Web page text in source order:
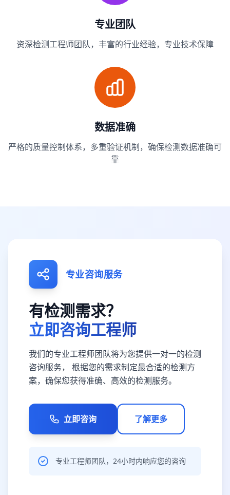
专业团队
资深检测工程师团队，丰富的行业经验，专业技术保障
数据准确
严格的质量控制体系，多重验证机制，确保检测数据准确可
靠
专业咨询服务
有检测需求？
立即咨询工程师
我们的专业工程师团队将为您提供一对一的检测
咨询服务， 根据您的需求制定最合适的检测方
案，确保您获得准确、高效的检测服务。
立即咨询 了解更多
专业工程师团队，24小时内响应您的咨询